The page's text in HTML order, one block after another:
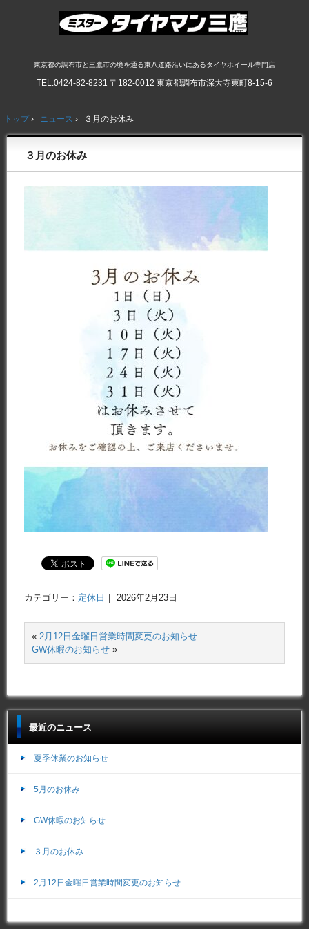
東京都の調布市と三鷹市の境を通る東八道路沿いにあるタイヤホイール専門店
TEL.0424-82-8231 〒182-0012 東京都調布市深大寺東町8-15-6
トップ › ニュース › ３月のお休み
３月のお休み
カテゴリー： 定休日 ｜ 2026年2月23日
« 2月12日金曜日営業時間変更のお知らせ
GW休暇のお知らせ »
最近のニュース
夏季休業のお知らせ
5月のお休み
GW休暇のお知らせ
３月のお休み
2月12日金曜日営業時間変更のお知らせ